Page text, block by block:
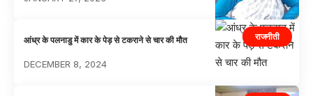
राजनीती
आंध्र के पलनाडु में कार के पेड़ से टकराने से चार की मौत
DECEMBER 8, 2024